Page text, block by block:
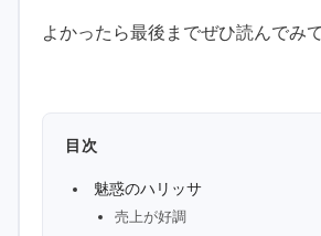
よかったら最後までぜひ読んでみ
目次
魅惑のハリッサ
売上が好調